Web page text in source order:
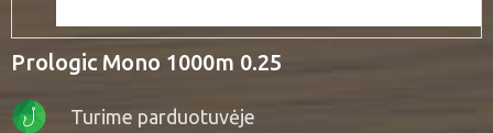
Prologic Mono 1000m 0.25
Turime parduotuvėje